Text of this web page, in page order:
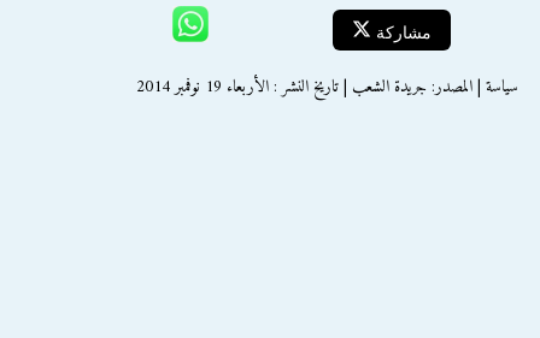
مشاركة
سياسة | المصدر: جريدة الشعب | تاريخ النشر : الأربعاء 19 نوفمبر 2014